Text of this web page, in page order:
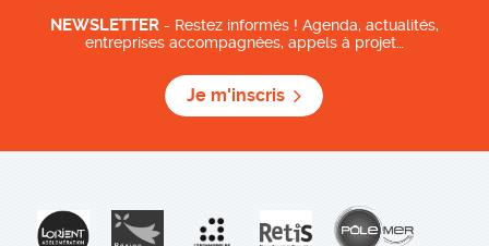
NEWSLETTER - Restez informés ! Agenda, actualités,
entreprises accompagnées, appels à projet…
Je m'inscris